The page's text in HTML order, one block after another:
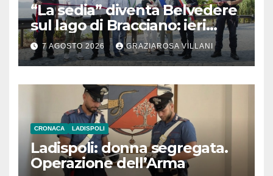
“La sedia” diventa Belvedere
sul lago di Bracciano: ieri
l’inaugurazione
7 AGOSTO 2026 GRAZIAROSA VILLANI
CRONACA LADISPOLI
Ladispoli: donna segregata.
Operazione dell’Arma